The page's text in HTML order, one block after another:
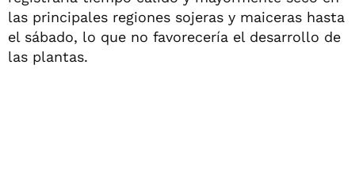
las principales regiones sojeras y maiceras hasta
el sábado, lo que no favorecería el desarrollo de
las plantas.